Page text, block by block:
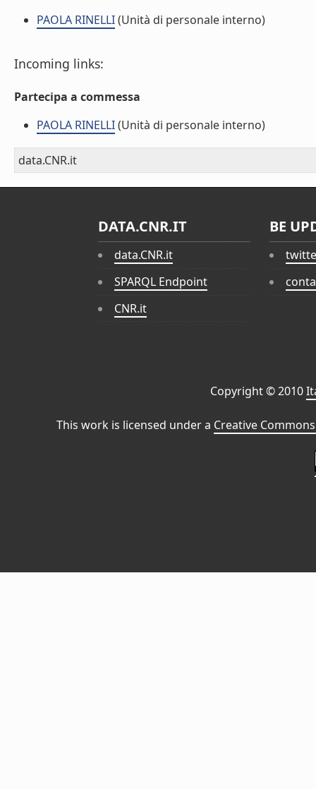
PAOLA RINELLI(Unità di personale interno)
Incoming links:
Partecipa a commessa
PAOLA RINELLI(Unità di personale interno)
data.CNR.it
DATA.CNR.IT
data.CNR.it
SPARQL Endpoint
CNR.it
BE
Copyright © 2010
This work is licensed under a Creative